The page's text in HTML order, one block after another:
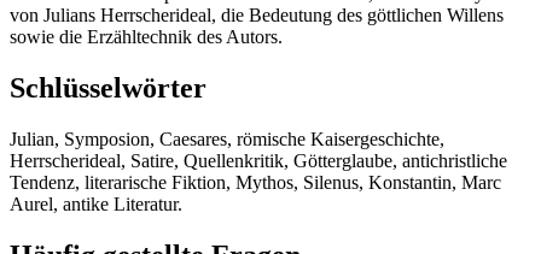
von Julians Herrscherideal, die Bedeutung des göttlichen Willens
sowie die Erzähltechnik des Autors.
Schlüsselwörter
Julian, Symposion, Caesares, römische Kaisergeschichte,
Herrscherideal, Satire, Quellenkritik, Götterglaube, antichristliche
Tendenz, literarische Fiktion, Mythos, Silenus, Konstantin, Marc
Aurel, antike Literatur.